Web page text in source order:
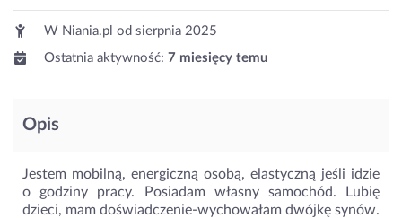
W Niania.pl od sierpnia 2025
Ostatnia aktywność: 7 miesięcy temu
Opis
Jestem mobilną, energiczną osobą, elastyczną jeśli idzie
o godziny pracy. Posiadam własny samochód. Lubię
dzieci, mam doświadczenie-wychowałam dwójkę synów.